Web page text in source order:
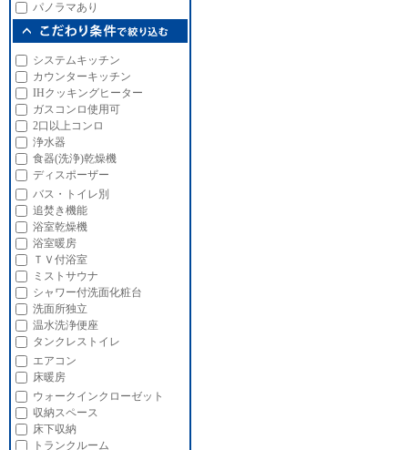
パノラマあり
システムキッチン
カウンターキッチン
IHクッキングヒーター
ガスコンロ使用可
2口以上コンロ
浄水器
食器(洗浄)乾燥機
ディスポーザー
バス・トイレ別
追焚き機能
浴室乾燥機
浴室暖房
ＴＶ付浴室
ミストサウナ
シャワー付洗面化粧台
洗面所独立
温水洗浄便座
タンクレストイレ
エアコン
床暖房
ウォークインクローゼット
収納スペース
床下収納
トランクルーム